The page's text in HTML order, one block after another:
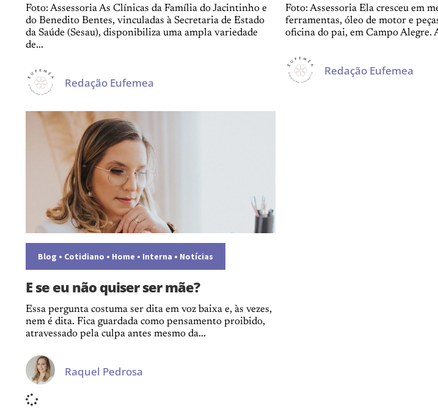
Foto: Assessoria As Clínicas da Família do Jacintinho e
do Benedito Bentes, vinculadas à Secretaria de Estado
da Saúde (Sesau), disponibiliza uma ampla variedade
de...
Redação Eufemea
Foto: Assessoria Ela cresceu em
ferramentas, óleo de motor e
oficina do pai, em Campo Alegre.
Redação Eufemea
Blog • Cotidiano • Home • Interna • Notícias
E se eu não quiser ser mãe?
Essa pergunta costuma ser dita em voz baixa e, às vezes,
nem é dita. Fica guardada como pensamento proibido,
atravessado pela culpa antes mesmo da...
Raquel Pedrosa